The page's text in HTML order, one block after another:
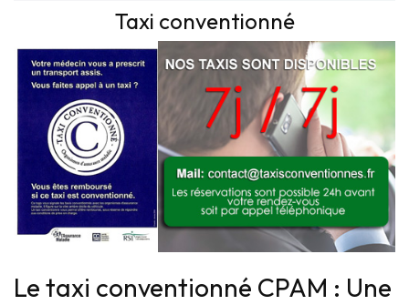
Taxi conventionné
Le taxi conventionné CPAM : Une